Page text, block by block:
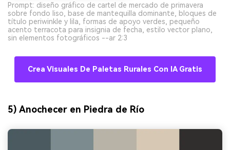
Prompt: diseño gráfico de cartel de mercado de primavera
sobre fondo liso, base de mantequilla dominante, bloques de
título periwinkle y lila, formas de apoyo verdes, pequeño
acento terracota para insignia de fecha, estilo vector plano,
sin elementos fotográficos --ar 2:3
Crea Visuales De Paletas Rurales Con IA Gratis
5) Anochecer en Piedra de Río